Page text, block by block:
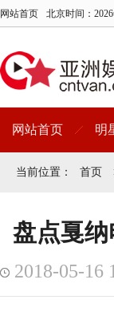
网站首页 北京时间：
网站首页 明
当前位置： 首页
盘点戛
2018-05-